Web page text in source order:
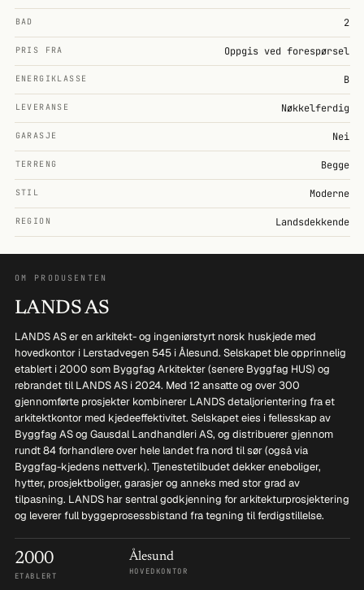
BAD 2
PRIS FRA Oppgis ved forespørsel
ENERGIKLASSE B
LEVERANSE Nøkkelferdig
GARASJE Nei
TERRENG Begge
STIL Moderne
REGION Landsdekkende
OM PRODUSENTEN
LANDS AS
LANDS AS er en arkitekt- og ingeniørstyrt norsk huskjede med
hovedkontor i Lerstadvegen 545 i Ålesund. Selskapet ble opprinnelig
etablert i 2000 som Byggfag Arkitekter (senere Byggfag HUS) og
rebrandet til LANDS AS i 2024. Med 12 ansatte og over 300
gjennomførte prosjekter kombinerer LANDS detaljorientering fra et
arkitektkontor med kjedeeffektivitet. Selskapet eies i fellesskap av
Byggfag AS og Gausdal Landhandleri AS, og distribuerer gjennom
rundt 84 forhandlere over hele landet fra nord til sør (også via
Byggfag-kjedens nettverk). Tjenestetilbudet dekker eneboliger,
hytter, prosjektboliger, garasjer og anneks med stor grad av
tilpasning. LANDS har sentral godkjenning for arkitekturprosjektering
og leverer full byggeprosessbistand fra tegning til ferdigstillelse.
2000
ETABLERT
Ålesund
HOVEDKONTOR